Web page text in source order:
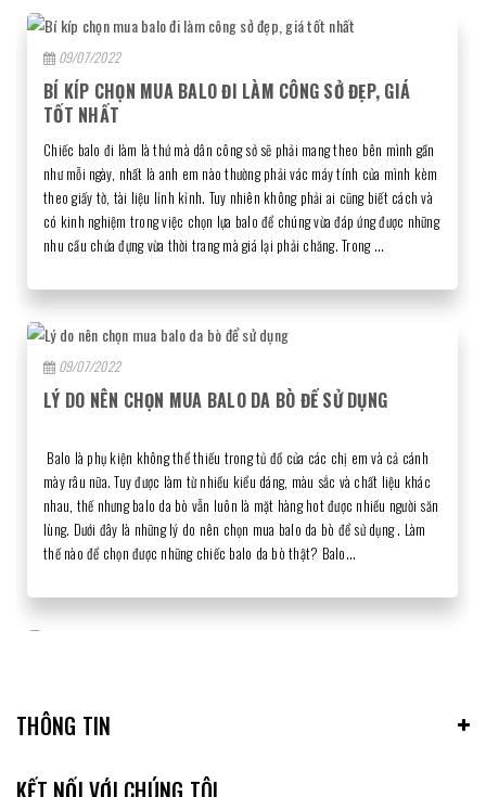
Ví da bò nam đai ngang da trơn VNTAD5082-X
700,000đ
thận và chu đáo. Nói chung, anh đánh giá dịch vụ tốt. Anh thấy cần phải
quảng bá rộng rãi nhiều hơn để có nhiều người biết đến hơn
Hoàng Liên Sơn
Mình rất thích đưa khách hàng của mình đến đây bởi vì phong cách rất
chuyên nghiệp.Hơn nữa thức uống ở đây rất ngon, có hương vị rất khác
biệt , các vị khách của mình vô cùng thích.
Nguyễn Văn Minh
thận và chu đáo. Nói chung, anh đánh giá dịch vụ tốt. Anh thấy cần phải
09/07/2022
BÍ KÍP CHỌN MUA BALO ĐI LÀM CÔNG SỞ ĐẸP, GIÁ
TỐT NHẤT
Chiếc balo đi làm là thứ mà dân công sở sẽ phải mang theo bên mình gần
như mỗi ngày, nhất là anh em nào thường phải vác máy tính của mình kèm
theo giấy tờ, tài liệu lỉnh kỉnh. Tuy nhiên không phải ai cũng biết cách và
có kinh nghiệm trong việc chọn lựa balo để chúng vừa đáp ứng được những
nhu cầu chứa đựng vừa thời trang mà giá lại phải chăng. Trong ...
09/07/2022
LÝ DO NÊN CHỌN MUA BALO DA BÒ ĐỂ SỬ DỤNG
Balo là phụ kiện không thể thiếu trong tủ đồ của các chị em và cả cánh
mày râu nữa. Tuy được làm từ nhiều kiểu dáng, màu sắc và chất liệu khác
nhau, thế nhưng balo da bò vẫn luôn là mặt hàng hot được nhiều người săn
lùng. Dưới đây là những lý do nên chọn mua balo da bò để sử dụng . Làm
thế nào để chọn được những chiếc balo da bò thật? Balo...
LÝ DO MÀ BẠN CẦN PHẢI MUA BAO DA CHÌA KHÓA Ô
TÔ NGAY LẬP TỨC
chiếc bao da chìa khóa ô tô . Sự sang trọng, đẳng cấp của bạn không chỉ
THÔNG TIN